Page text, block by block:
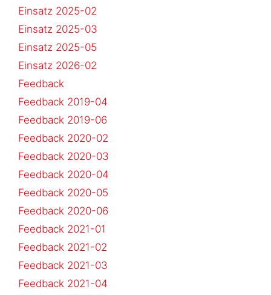
Einsatz 2025-02
Einsatz 2025-03
Einsatz 2025-05
Einsatz 2026-02
Feedback
Feedback 2019-04
Feedback 2019-06
Feedback 2020-02
Feedback 2020-03
Feedback 2020-04
Feedback 2020-05
Feedback 2020-06
Feedback 2021-01
Feedback 2021-02
Feedback 2021-03
Feedback 2021-04